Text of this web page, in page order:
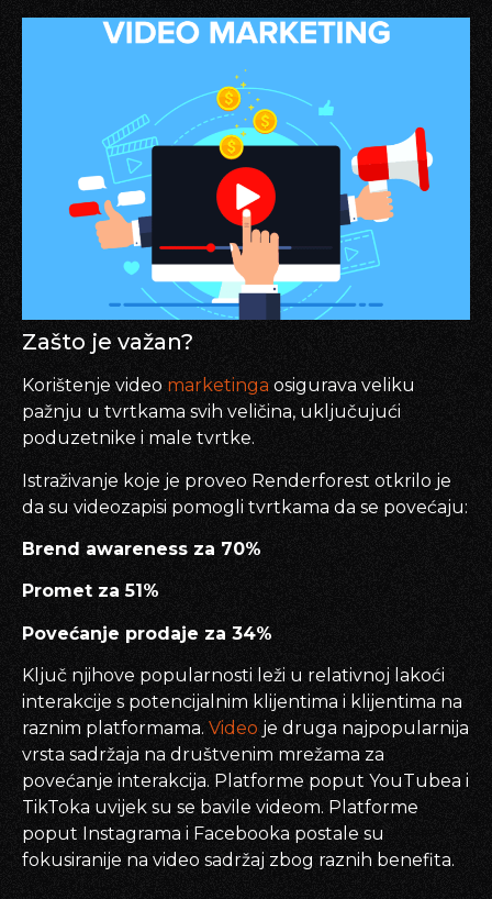
Zašto je važan?
Korištenje video marketinga osigurava veliku
pažnju u tvrtkama svih veličina, uključujući
poduzetnike i male tvrtke.
Istraživanje koje je proveo Renderforest otkrilo je
da su videozapisi pomogli tvrtkama da se povećaju:
Brend awareness za 70%
Promet za 51%
Povećanje prodaje za 34%
Ključ njihove popularnosti leži u relativnoj lakoći
interakcije s potencijalnim klijentima i klijentima na
raznim platformama. Video je druga najpopularnija
vrsta sadržaja na društvenim mrežama za
povećanje interakcija. Platforme poput YouTubea i
TikToka uvijek su se bavile videom. Platforme
poput Instagrama i Facebooka postale su
fokusiranije na video sadržaj zbog raznih benefita.